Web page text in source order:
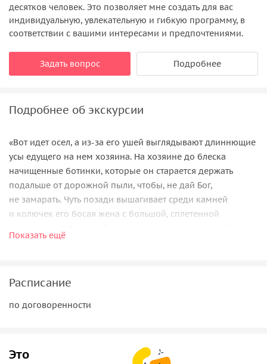
десятков человек. Это позволяет мне создать для вас
индивидуальную, увлекательную и гибкую программу, в
соответствии с вашими интересами и предпочтениями.
Задать вопрос Подробнее
Подробнее об экскурсии
«Вот идет осел, а из-за его ушей выглядывают длиннющие
усы едущего на нем хозяина. На хозяине до блеска
начищенные ботинки, которые он старается держать
подальше от дорожной пыли, чтобы, не дай Бог,
не замарать. Чуть позади вышагивает среди камней
и колючек его босая жена с большой, сплетенной
на голове. В корзине овощи и пара кур, принесенные
покупателей. Стоит изнуряющая жара, нет ни навеса,
Знаете ли вы, что у славного иерусалимского рынка
Показать ещё
Расписание
по договоренности
Это